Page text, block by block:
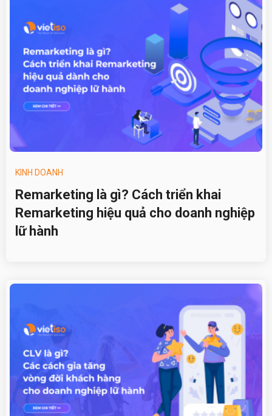
KINH DOANH
Remarketing là gì? Cách triển khai
Remarketing hiệu quả cho doanh nghiệp
lữ hành